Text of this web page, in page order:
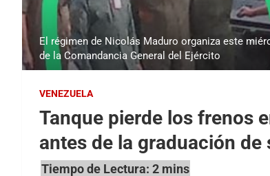
El régimen de Nicolás Maduro organiza este
de la Comandancia General del Ejército
VENEZUELA
Tanque pierde los frenos
antes de la graduación